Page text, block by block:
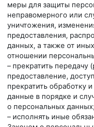
меры для защиты
неправомерного или
уничтожения,
предоставления,
данных, а также от
отношении
– прекратить передачу
предоставление,
прекратить обработку
данные в порядке и
о персональных данных;
– исполнять иные